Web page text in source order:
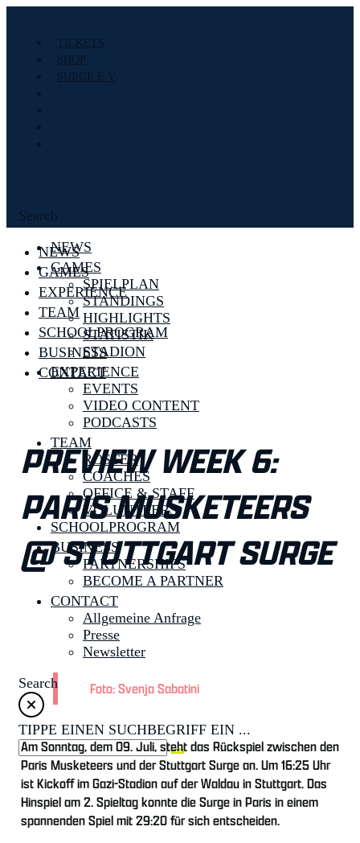
TICKETS
SHOP
SURGE E.V.
Search
NEWS
GAMES
SPIELPLAN
STANDINGS
HIGHLIGHTS
STATISTIK
STADION
EXPERIENCE
EVENTS
VIDEO CONTENT
PODCASTS
TEAM
ROSTER
COACHES
OFFICE & STAFF
VOLUNTEERS
SCHOOLPROGRAM
BUSINESS
PARTNERSHIPS
BECOME A PARTNER
CONTACT
Allgemeine Anfrage
Presse
Newsletter
Search
TIPPE EINEN SUCHBEGRIFF EIN ...
NEWS
GAMES
EXPERIENCE
TEAM
SCHOOLPROGRAM
BUSINESS
CONTACT
PREVIEW WEEK 6:
PARIS MUSKETEERS
@ STUTTGART SURGE
Foto: Svenja Sabatini
Am Sonntag, dem 09. Juli, steht das Rückspiel zwischen den
Paris Musketeers und der Stuttgart Surge an. Um 16:25 Uhr
ist Kickoff im Gazi-Stadion auf der Waldau in Stuttgart. Das
Hinspiel am 2. Spieltag konnte die Surge in Paris in einem
spannenden Spiel mit 29:20 für sich entscheiden.